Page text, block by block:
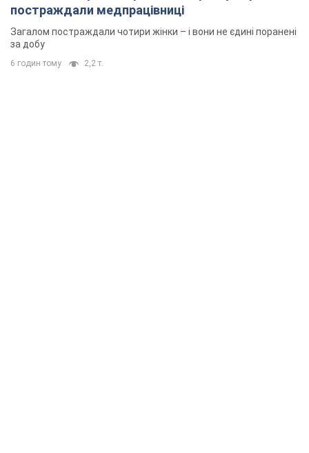
постраждали медпрацівниці
Загалом постраждали чотири жінки – і вони не єдині поранені
за добу
6 годин тому 2,2 т.